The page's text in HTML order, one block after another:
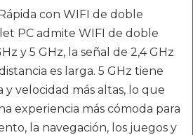
con WIFI de doble
PC admite WIFI de doble
y 5 GHz, la señal de 2,4 GHz
es larga. 5 GHz tiene
velocidad más altas, lo que
experiencia más cómoda para
la navegación, los juegos y